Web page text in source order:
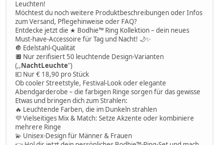
Leuchten!
Möchtest du noch weitere Produktbeschreibungen oder Infos
zum Versand, Pflegehinweise oder FAQ?
Entdecke jetzt die ★ Bodhie™ Ring Kollektion – dein neues
Must-have-Accessoire für Tag und Nacht! 🌙✨
🔘 Edelstahl-Qualität
🔲 Nur zerifisiert 50 leuchtende Design-Varianten
(,,NachtLeuchte")
💶 Nur € 18,90 pro Stück
Ob cooler Streetstyle, Festival-Look oder elegante
Abendgarderobe – die farbigen Ringe sorgen für das gewisse
Etwas und bringen dich zum Strahlen:
🔥 Leuchtende Farben, die im Dunkeln strahlen
💜 Vielseitiges Mix & Match: Setze Akzente oder kombiniere
mehrere Ringe
💫 Unisex-Design für Männer & Frauen